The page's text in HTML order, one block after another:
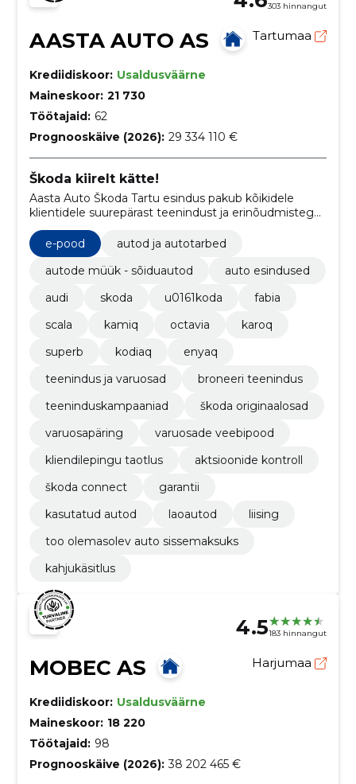
303 hinnangut
AASTA AUTO AS Tartumaa
Krediidiskoor: Usaldusväärne
Maineskoor: 21 730
Töötajaid: 62
Prognooskäive (2026): 29 334 110 €
Škoda kiirelt kätte!
Aasta Auto Škoda Tartu esindus pakub kõikidele
klientidele suurepärast teenindust ja erinõudmistega
vastavat varustust. Meil on laos olemas kõik vajalikud
mudelid ja varuosad ning tule proovisõidule, et näha
ja tunda seda erilist Škoda kogemust!
e-pood
autod ja autotarbed
autode müük - sõiduautod
auto esindused
audi
skoda u0161koda
fabia
scala
kamiq octavia
karoq
superb
kodiaq
enyaq
teenindus ja varuosad
broneeri teenindus
teeninduskampaaniad
škoda originaalosad
varuosapäring
varuosade veebipood
kliendilepingu taotlus
aktsioonide kontroll
škoda connect
garantii
kasutatud autod
laoautod
liising
too olemasolev auto sissemaksuks
kahjukäsitlus
4.5183 hinnangut
MOBEC AS Harjumaa
Krediidiskoor: Usaldusväärne
Maineskoor: 18 220
Töötajaid: 98
Prognooskäive (2026): 38 202 465 €